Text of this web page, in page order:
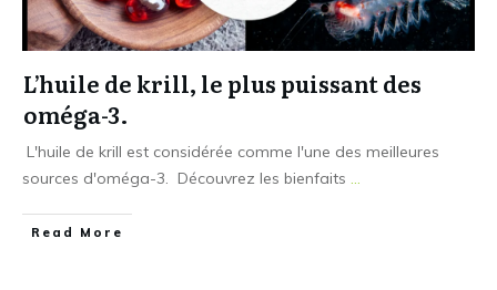
L’huile de krill, le plus puissant des
oméga-3.
L'huile de krill est considérée comme l'une des meilleures
sources d'oméga-3. Découvrez les bienfaits ...
Read More